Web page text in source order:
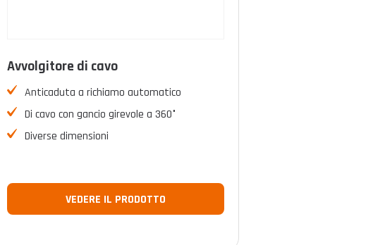
Avvolgitore di cavo
Anticaduta a richiamo automatico
Di cavo con gancio girevole a 360°
Diverse dimensioni
VEDERE IL PRODOTTO